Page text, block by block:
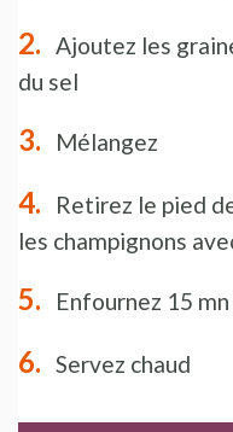
Ajoutez les
du sel
Mélangez
Retirez le pied
les champignons
Enfournez 15
Servez chaud